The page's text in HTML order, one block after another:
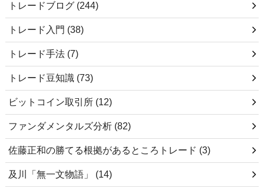
トレードブログ (244)
トレード入門 (38)
トレード手法 (7)
トレード豆知識 (73)
ビットコイン取引所 (12)
ファンダメンタルズ分析 (82)
佐藤正和の勝てる根拠があるところトレード (3)
及川「無一文物語」 (14)